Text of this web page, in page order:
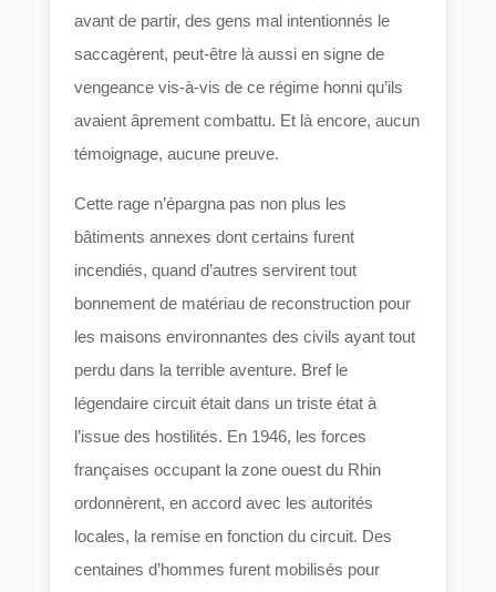
avant de partir, des gens mal intentionnés le
saccagèrent, peut-être là aussi en signe de
vengeance vis-à-vis de ce régime honni qu’ils
avaient âprement combattu. Et là encore, aucun
témoignage, aucune preuve.
Cette rage n’épargna pas non plus les
bâtiments annexes dont certains furent
incendiés, quand d’autres servirent tout
bonnement de matériau de reconstruction pour
les maisons environnantes des civils ayant tout
perdu dans la terrible aventure. Bref le
légendaire circuit était dans un triste état à
l’issue des hostilités. En 1946, les forces
françaises occupant la zone ouest du Rhin
ordonnèrent, en accord avec les autorités
locales, la remise en fonction du circuit. Des
centaines d’hommes furent mobilisés pour